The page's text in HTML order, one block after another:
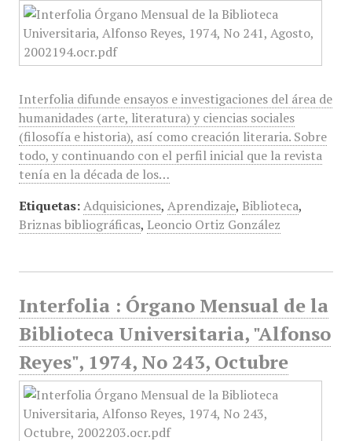
Interfolia difunde ensayos e investigaciones del área de
humanidades (arte, literatura) y ciencias sociales
(filosofía e historia), así como creación literaria. Sobre
todo, y continuando con el perfil inicial que la revista
tenía en la década de los…
Etiquetas: Adquisiciones, Aprendizaje, Biblioteca,
Briznas bibliográficas, Leoncio Ortiz González
Interfolia : Órgano Mensual de la
Biblioteca Universitaria, "Alfonso
Reyes", 1974, No 243, Octubre